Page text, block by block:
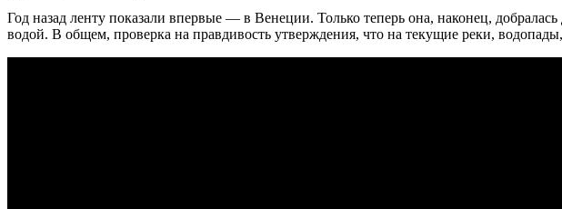
Год назад ленту показали впервые — в Венеции. Только теперь она, наконец,
водой. В общем, проверка на правдивость утверждения, что на текущие реки,